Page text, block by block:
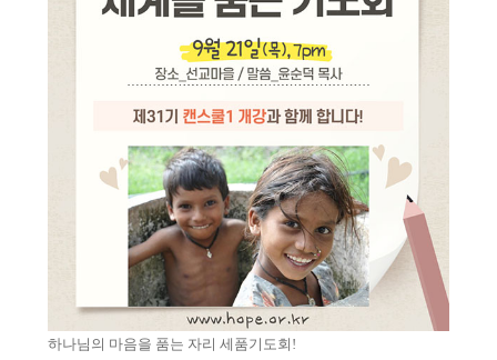
하나님의 마음을 품는 자리 세품기도회!